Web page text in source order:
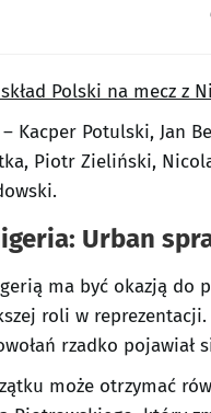
Polski na mecz z
Kacper Potulski, Jan
Piotr Zieliński,
Urban
ma być okazją do
roli w
rzadko pojawiał
może otrzymać